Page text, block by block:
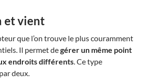
et vient
que l’on trouve le plus couramment
Il permet degérer un même point
endroits différents. Ce type
deux.